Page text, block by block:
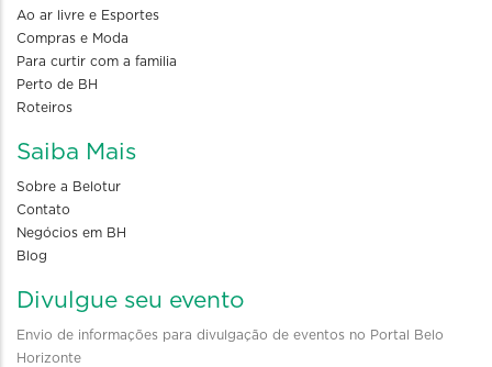
Ao ar livre e Esportes
Compras e Moda
Para curtir com a familia
Perto de BH
Roteiros
Saiba Mais
Sobre a Belotur
Contato
Negócios em BH
Blog
Divulgue seu evento
Envio de informações para divulgação de eventos no Portal Belo
Horizonte